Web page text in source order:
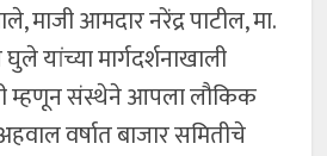
माजी आमदार नरेंद्र पाटील, मा.
यांच्या मार्गदर्शनाखाली
म्हणून संस्थेने आपला लौकिक
वर्षात बाजार समितीचे